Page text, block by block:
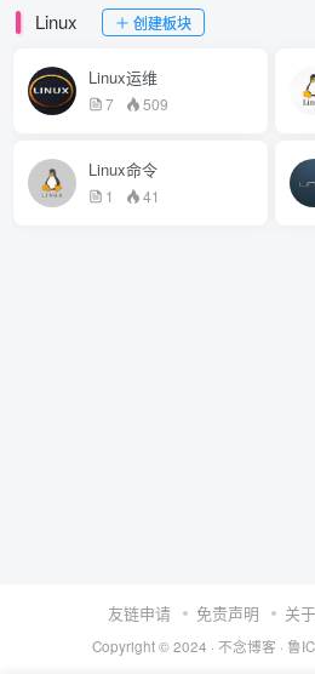
Linux 创建板块
Linux运维
7 509
Linux命令
1 41
友链申请 免责声明 关
Copyright © 2024 · 不念博客 · 鲁